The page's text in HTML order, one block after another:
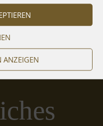
ANZEIGEN